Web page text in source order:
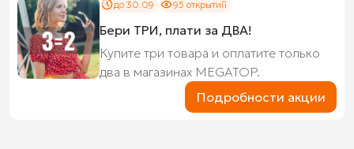
до 30.09 95 открытий
Бери ТРИ, плати за ДВА!
Купите три товара и оплатите только
два в магазинах MEGATOP.
Подробности акции